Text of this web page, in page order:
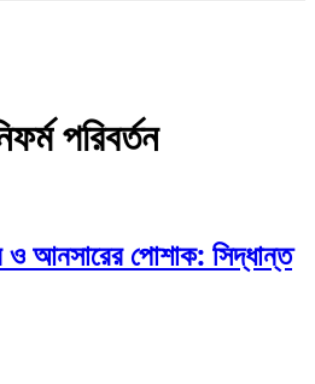
পরিবর্তন
ও আনসারের পোশাক: সিদ্ধান্ত